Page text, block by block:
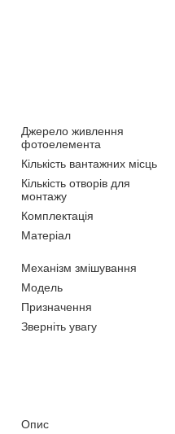
Джерело живлення
фотоелемента
Кількість вантажних місць
Кількість отворів для
монтажу
Комплектація
Матеріал
Механізм змішування
Модель
Призначення
Зверніть увагу
Опис